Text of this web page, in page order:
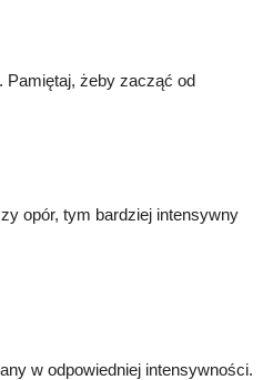
Pamiętaj, żeby zacząć od
opór, tym bardziej intensywny
w odpowiedniej intensywności.